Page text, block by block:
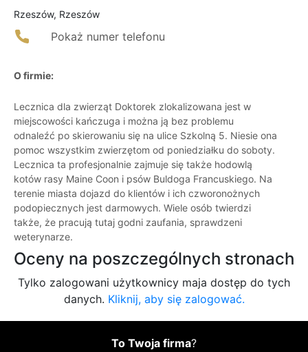
Rzeszów, Rzeszów
Pokaż numer telefonu
O firmie:
Lecznica dla zwierząt Doktorek zlokalizowana jest w
miejscowości kańczuga i można ją bez problemu
odnaleźć po skierowaniu się na ulice Szkolną 5. Niesie ona
pomoc wszystkim zwierzętom od poniedziałku do soboty.
Lecznica ta profesjonalnie zajmuje się także hodowlą
kotów rasy Maine Coon i psów Buldoga Francuskiego. Na
terenie miasta dojazd do klientów i ich czworonożnych
podopiecznych jest darmowych. Wiele osób twierdzi
także, że pracują tutaj godni zaufania, sprawdzeni
weterynarze.
Oceny na poszczególnych stronach
Tylko zalogowani użytkownicy maja dostęp do tych
danych. Kliknij, aby się zalogować.
To Twoja firma?